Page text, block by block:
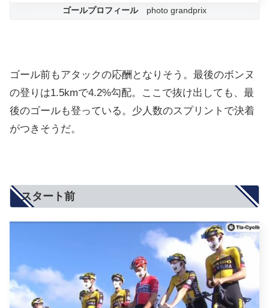
ゴールプロフィールphoto grandprix
ゴール前もアタックの応酬となりそう。最後のボンヌ
の登りは1.5kmで4.2%勾配。ここで抜け出しても、最
後のゴールも登っている。少人数のスプリントで決着
がつきそうだ。
スタート前